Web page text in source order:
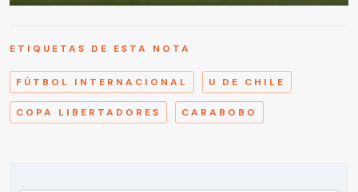
ETIQUETAS DE ESTA NOTA
FÚTBOL INTERNACIONAL U DE CHILE
COPA LIBERTADORES CARABOBO